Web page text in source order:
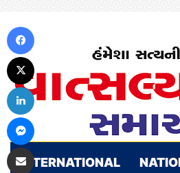
INTERNATIONAL
LinkedIn